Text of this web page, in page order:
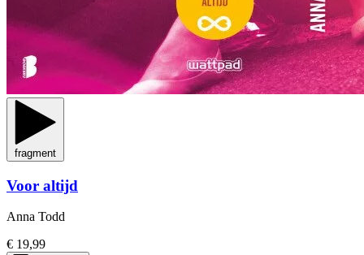
fragment
Voor altijd
Anna Todd
€ 19,99